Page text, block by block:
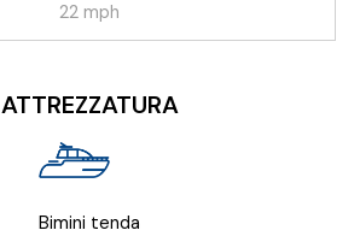
22 mph
ATTREZZATURA
Bimini tenda